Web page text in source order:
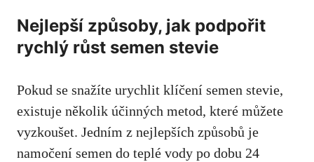
Nejlepší způsoby, jak podpořit
rychlý růst semen stevie
Pokud se snažíte urychlit klíčení semen stevie,
existuje několik účinných metod, které můžete
vyzkoušet. Jedním z nejlepších způsobů je
namočení semen do teplé vody po dobu 24